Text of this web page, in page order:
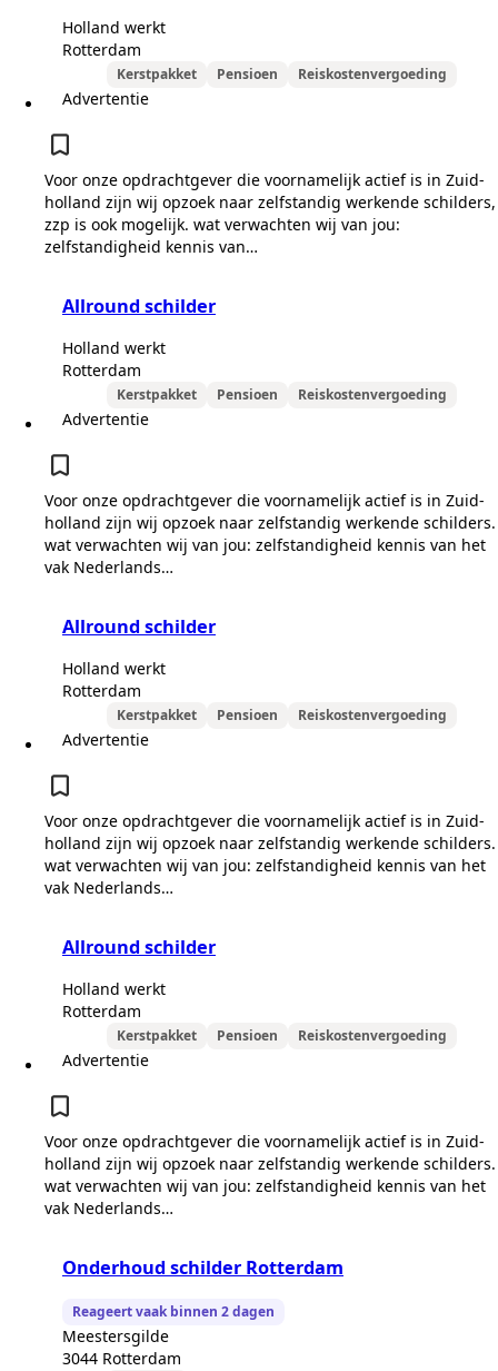
Holland werkt
Rotterdam
Kerstpakket Pensioen Reiskostenvergoeding
Advertentie
Voor onze opdrachtgever die voornamelijk actief is in Zuid-
holland zijn wij opzoek naar zelfstandig werkende schilders,
zzp is ook mogelijk. wat verwachten wij van jou:
zelfstandigheid kennis van…
Allround schilder
Holland werkt
Rotterdam
Kerstpakket Pensioen Reiskostenvergoeding
Advertentie
Voor onze opdrachtgever die voornamelijk actief is in Zuid-
holland zijn wij opzoek naar zelfstandig werkende schilders.
wat verwachten wij van jou: zelfstandigheid kennis van het
vak Nederlands…
Allround schilder
Holland werkt
Rotterdam
Kerstpakket Pensioen Reiskostenvergoeding
Advertentie
Voor onze opdrachtgever die voornamelijk actief is in Zuid-
holland zijn wij opzoek naar zelfstandig werkende schilders.
wat verwachten wij van jou: zelfstandigheid kennis van het
vak Nederlands…
Allround schilder
Holland werkt
Rotterdam
Kerstpakket Pensioen Reiskostenvergoeding
Advertentie
Voor onze opdrachtgever die voornamelijk actief is in Zuid-
holland zijn wij opzoek naar zelfstandig werkende schilders.
wat verwachten wij van jou: zelfstandigheid kennis van het
vak Nederlands…
Onderhoud schilder Rotterdam
Reageert vaak binnen 2 dagen
Meestersgilde
3044 Rotterdam